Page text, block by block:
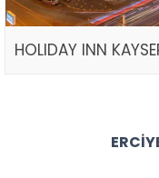
HOLIDAY INN